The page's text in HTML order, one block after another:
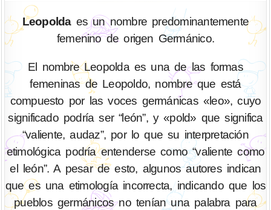
Leopoldaes un nombre predominantemente
femenino de origen Germánico.
El nombre Leopolda es una de las formas
femeninas de Leopoldo, nombre que está
compuesto por las voces germánicas «leo», cuyo
significado podría ser “león”, y «pold» que significa
“valiente, audaz”, por lo que su interpretación
etimológica podría entenderse como “valiente como
el león”. A pesar de esto, algunos autores indican
que es una etimología incorrecta, indicando que los
pueblos germánicos no tenían una palabra para